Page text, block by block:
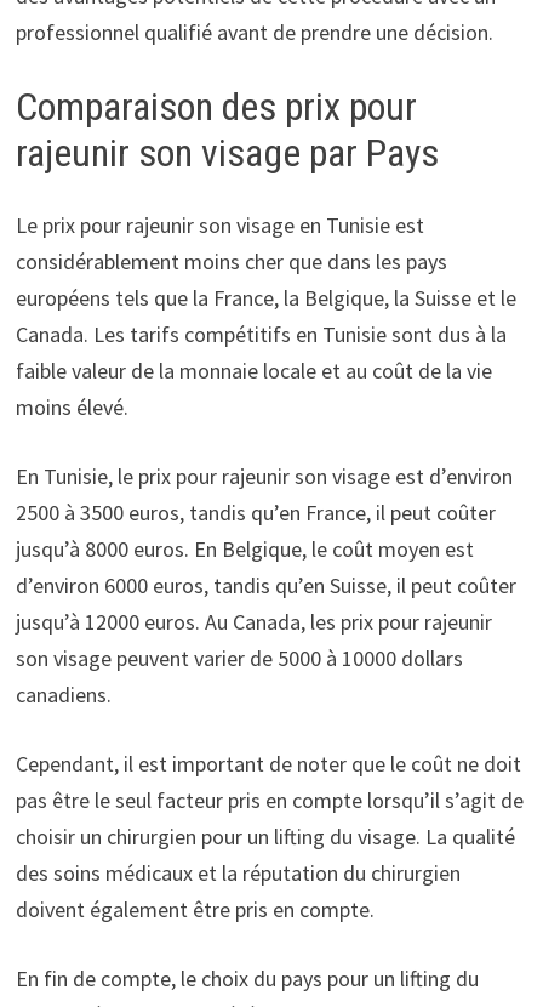
professionnel qualifié avant de prendre une décision.
Comparaison des prix pour
rajeunir son visage par Pays
Le prix pour rajeunir son visage en Tunisie est
considérablement moins cher que dans les pays
européens tels que la France, la Belgique, la Suisse et le
Canada. Les tarifs compétitifs en Tunisie sont dus à la
faible valeur de la monnaie locale et au coût de la vie
moins élevé.
En Tunisie, le prix pour rajeunir son visage est d’environ
2500 à 3500 euros, tandis qu’en France, il peut coûter
jusqu’à 8000 euros. En Belgique, le coût moyen est
d’environ 6000 euros, tandis qu’en Suisse, il peut coûter
jusqu’à 12000 euros. Au Canada, les prix pour rajeunir
son visage peuvent varier de 5000 à 10000 dollars
canadiens.
Cependant, il est important de noter que le coût ne doit
pas être le seul facteur pris en compte lorsqu’il s’agit de
choisir un chirurgien pour un lifting du visage. La qualité
des soins médicaux et la réputation du chirurgien
doivent également être pris en compte.
En fin de compte, le choix du pays pour un lifting du